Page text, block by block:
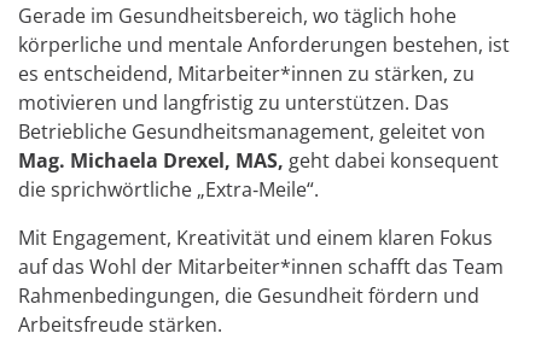
Gerade im Gesundheitsbereich, wo täglich hohe
körperliche und mentale Anforderungen bestehen, ist
es entscheidend, Mitarbeiter*innen zu stärken, zu
motivieren und langfristig zu unterstützen. Das
Betriebliche Gesundheitsmanagement, geleitet von
Mag. Michaela Drexel, MAS, geht dabei konsequent
die sprichwörtliche „Extra‑Meile“.
Mit Engagement, Kreativität und einem klaren Fokus
auf das Wohl der Mitarbeiter*innen schafft das Team
Rahmenbedingungen, die Gesundheit fördern und
Arbeitsfreude stärken.